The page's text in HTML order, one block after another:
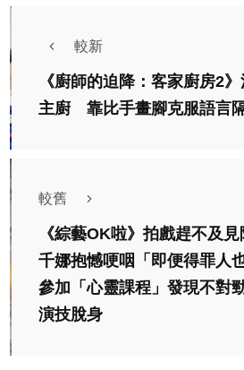
較新
《廚師的迫降：客家廚房2
主廚 靠比手畫腳克服語言
較舊
《綜藝OK啦》拍戲趕不及
千娜抱憾哽咽「即便得罪人
參加「心靈課程」發現不對
演技脫身